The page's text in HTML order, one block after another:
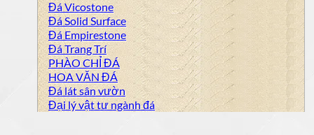
Đá Vicostone
Đá Solid Surface
Đá Empirestone
Đá Trang Trí
PHÀO CHỈ ĐÁ
HOA VĂN ĐÁ
Đá lát sân vườn
Đại lý vật tư ngành đá